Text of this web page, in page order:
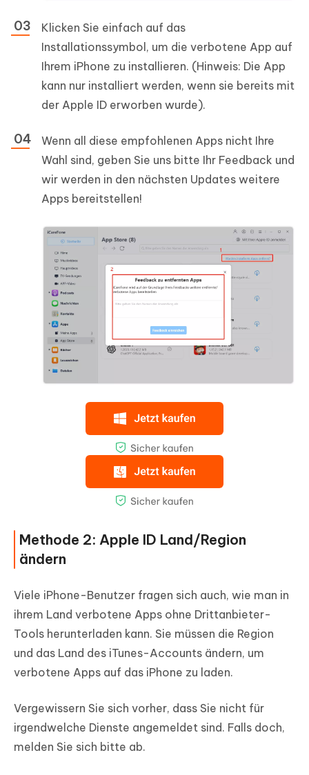
Klicken Sie einfach auf das
Installationssymbol, um die verbotene App auf
Ihrem iPhone zu installieren. (Hinweis: Die App
kann nur installiert werden, wenn sie bereits mit
der Apple ID erworben wurde).
Wenn all diese empfohlenen Apps nicht Ihre
Wahl sind, geben Sie uns bitte Ihr Feedback und
wir werden in den nächsten Updates weitere
Apps bereitstellen!
Methode 2: Apple ID Land/Region
ändern
Viele iPhone-Benutzer fragen sich auch, wie man in
ihrem Land verbotene Apps ohne Drittanbieter-
Tools herunterladen kann. Sie müssen die Region
und das Land des iTunes-Accounts ändern, um
verbotene Apps auf das iPhone zu laden.
Vergewissern Sie sich vorher, dass Sie nicht für
irgendwelche Dienste angemeldet sind. Falls doch,
melden Sie sich bitte ab.